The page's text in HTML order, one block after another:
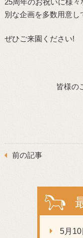
25周年のお祝いに様
別な企画を多数用意し
ぜひご来園ください!
皆様の
前の記事
5月10